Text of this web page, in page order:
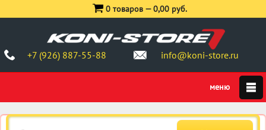
+7 (926) 887-55-88 info@koni-store.ru
0 товаров —0,00 руб.